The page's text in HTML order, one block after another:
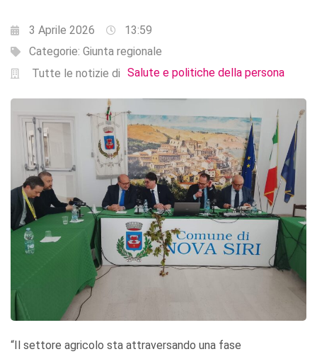
3 Aprile 2026
13:59
Categorie: Giunta regionale
Tutte le notizie di Salute e politiche della persona
“Il settore agricolo sta attraversando una fase